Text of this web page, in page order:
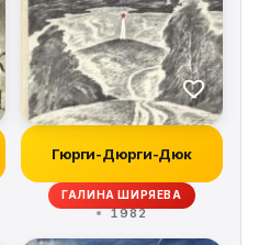
Гюрги-Дюрги-Дюк
ГАЛИНА ШИРЯЕВА
1982